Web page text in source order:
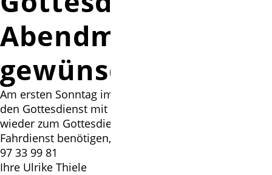
Abendmahl
gewünscht?
Am ersten Sonntag im Monat feiern wir in der Regel
den Gottesdienst mit Abendmahl. Sie möchten mal
wieder zum Gottesdienst kommen? Wenn Sie einen
Fahrdienst benötigen, rufe Sie mich an - Tel: 0511 /
97 33 99 81
Ihre Ulrike Thiele